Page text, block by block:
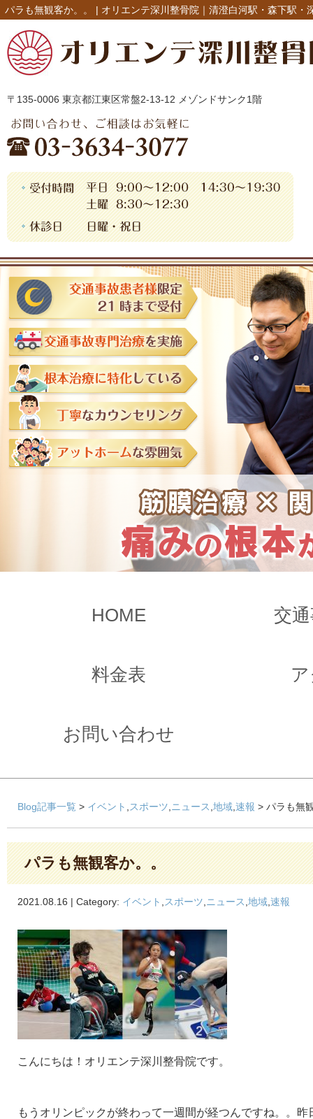
パラも無観客か。。 | オリエンテ深川整骨院｜清澄白河駅・森下駅・
〒135-0006 東京都江東区常盤2-13-12 メゾンドサンク1階
HOME 交
料金表
お問い合わせ
Blog記事一覧 > イベント スポーツ ニュース 地域 速報 > パラも無
パラも無観客か。。
2021.08.16 | Category: イベント スポーツ ニュース 地域 速報
こんにちは！オリエンテ深川整骨院です。
もうオリンピックが終わって一週間が経つんですね。。昨